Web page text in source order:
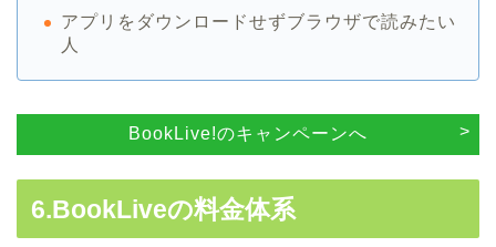
アプリをダウンロードせずブラウザで読みたい
人
BookLive!のキャンペーンへ
6.BookLiveの料金体系